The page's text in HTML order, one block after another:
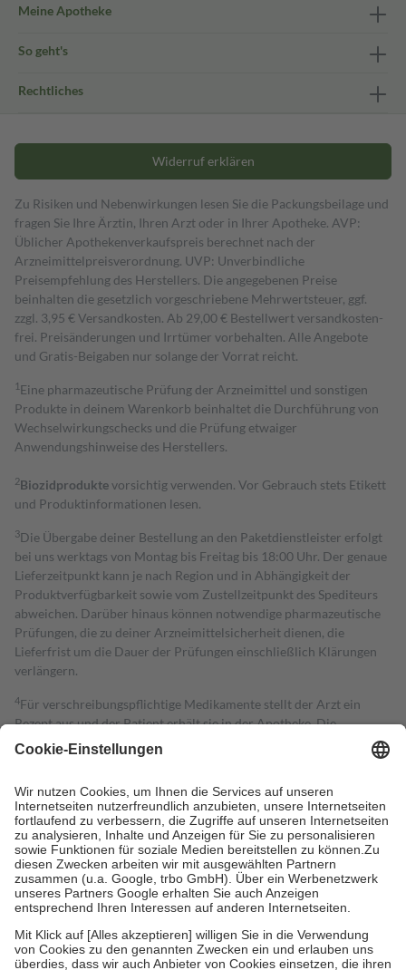
Meine Apotheke
So geht's
Rechtliches
Widerruf erklären
Zu Risiken und Nebenwirkungen lesen Sie die Packungsbeilage und
fragen Sie Ihre Ärztin, Ihren Arzt oder in Ihrer Apotheke. AVP:
Üblicher Apothekenverkaufspreis berechnet nach der
Arzneimittelpreisverordnung. UVP: Unverbindliche
Preisempfehlung des Herstellers. Die angegebenen Preise
beinhalten die gesetzlich vorgeschriebene Mehrwertsteuer, ggf.
zzgl. 3,95 € Versandkosten. Ab 29,00 € Bestell­wert versand­kosten­
frei. Preisänderungen und Irrtümer vorbehalten. Alle Angebote
und Gratis-Beigaben nur solange der Vorrat reicht.
1 Eine pharmazeutische Prüfung der Arzneimittel und sonstigen
Produkte in deinem Warenkorb beinhaltet die Durchführung von
Wechselwirkungschecks und die Prüfung etwaiger
Anwendungshinweise des Herstellers.
2Biozidproduktevorsichtig verwenden. Vor Gebrauch stets Etikett
und Produktinformationen lesen.
3Die Übergabe deiner Bestellung an den Paketdienstleister erfolgt
bei uns werktags von Montag bis Freitag bis 18:00 Uhr. Der genaue
Lieferzeitpunkt kann je nach Region und in Abhängigkeit der
Produktverfügbarkeit sowie vom Zustellzeitpunkt des Spediteurs
abweichen. Darüber hinaus können notwendige pharmazeutische
Prüfungen, die zu deiner Arzneimittelsicherheit dienen, die
Lieferfrist um die Dauer der Prüfungen einschließlich Klärungen
verlängern.
4Für verschreibungspflichtige Medikamente stellt der Arzt ein
Rezept aus und der Patient erhält sie in der Apotheke. Die
gesetzliche Krankenversicherung übernimmt in der Regel die
Kosten dafür, der Versicherte trägt einen Teil davon als Zuzahlung
Grundsätzlich leisten Mitglieder Zuzahlungen in Höhe von zehn
Prozent des Abgabepreises,mindestens jedochfünf Euround
höchstens zehn Euro.Es sind jedoch nie mehr als die tatsächlichen
Kosten der Leistung zu entrichten.
Diese Regeln gelten grundsätzlich auch für Online-Apotheken.
Bei Heilmitteln und häuslicher Krankenpflege beträgt die
Zuzahlung zehn Prozent der Kosten sowie zehn Euro je
Verordnung.
Um das Engagement der Versicherten für ihre eigene Gesundheit zu